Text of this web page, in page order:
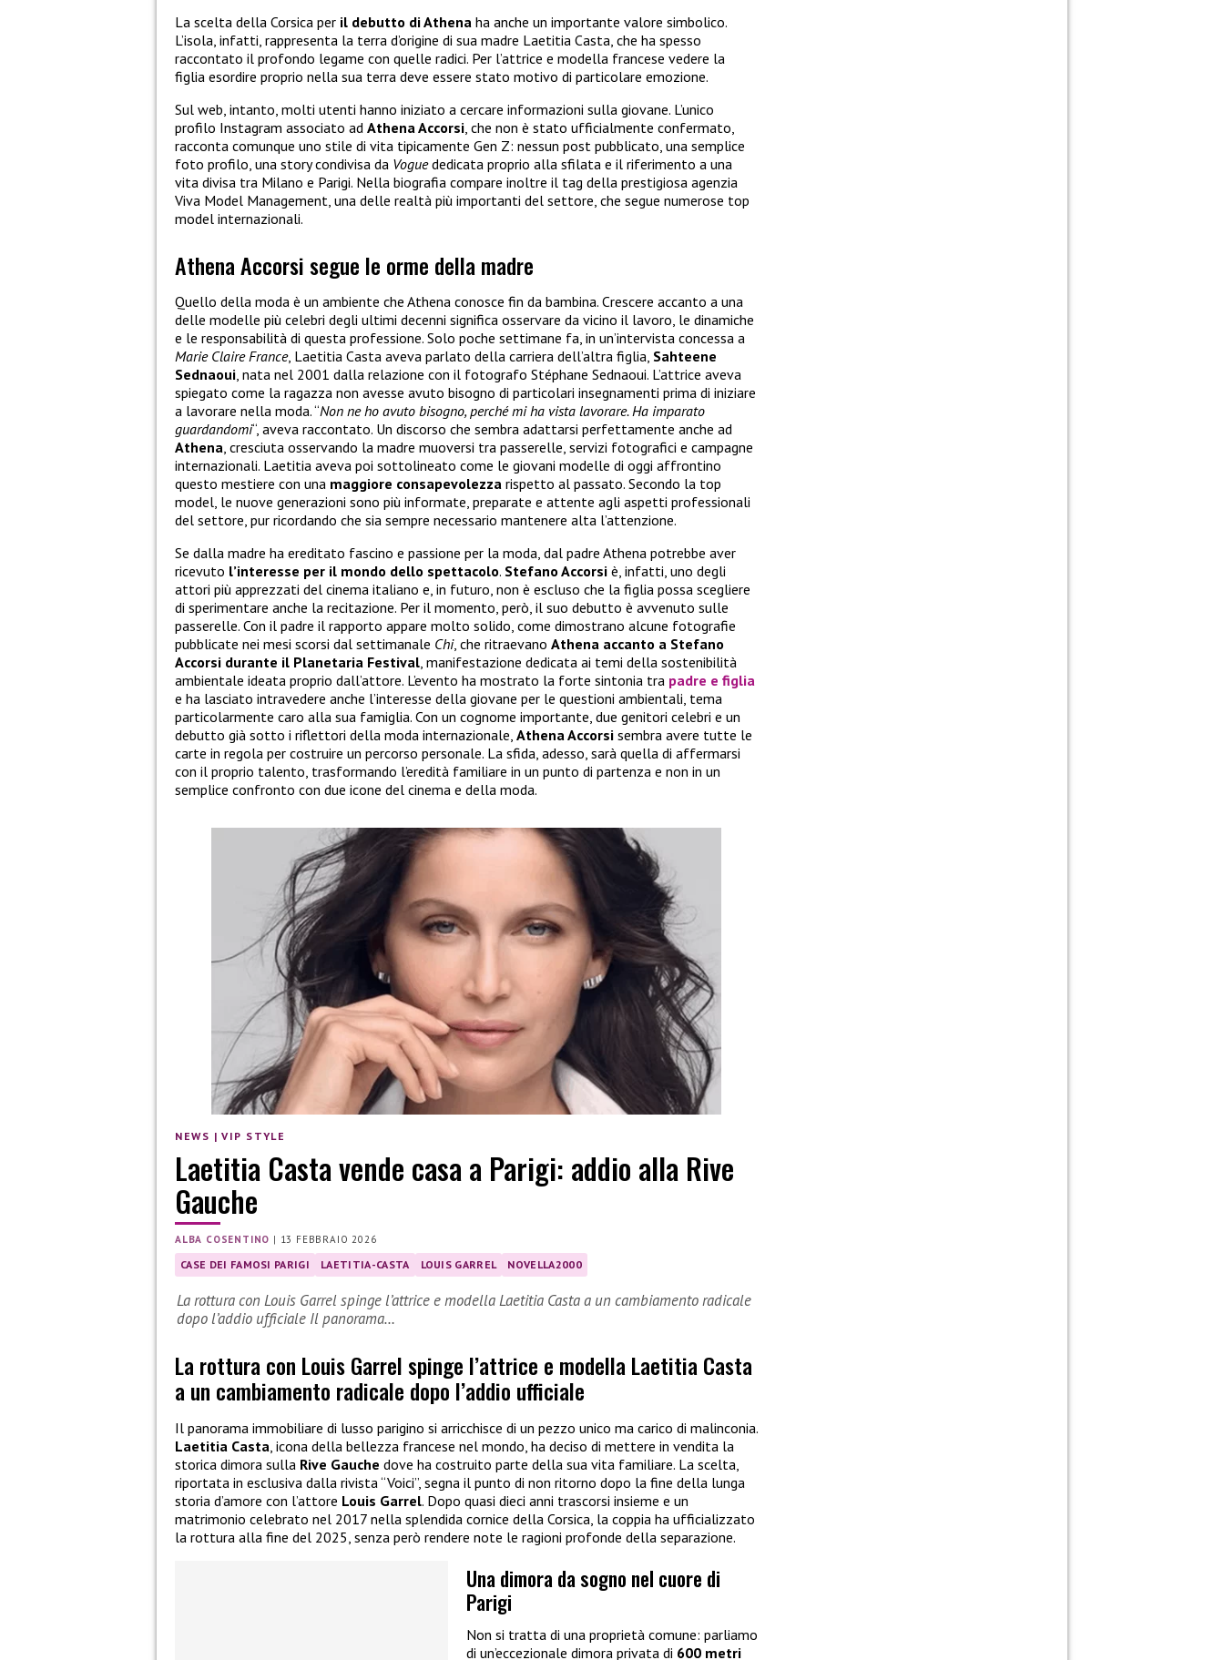
La scelta della Corsica per il debutto di Athena ha anche un importante valore simbolico.
L’isola, infatti, rappresenta la terra d’origine di sua madre Laetitia Casta, che ha spesso
raccontato il profondo legame con quelle radici. Per l’attrice e modella francese vedere la
figlia esordire proprio nella sua terra deve essere stato motivo di particolare emozione.
Sul web, intanto, molti utenti hanno iniziato a cercare informazioni sulla giovane. L’unico
profilo Instagram associato ad Athena Accorsi, che non è stato ufficialmente confermato,
racconta comunque uno stile di vita tipicamente Gen Z: nessun post pubblicato, una semplice
foto profilo, una story condivisa da Voguededicata proprio alla sfilata e il riferimento a una
vita divisa tra Milano e Parigi. Nella biografia compare inoltre il tag della prestigiosa agenzia
Viva Model Management, una delle realtà più importanti del settore, che segue numerose top
model internazionali.
Athena Accorsi segue le orme della madre
Quello della moda è un ambiente che Athena conosce fin da bambina. Crescere accanto a una
delle modelle più celebri degli ultimi decenni significa osservare da vicino il lavoro, le dinamiche
e le responsabilità di questa professione. Solo poche settimane fa, in un’intervista concessa a
Marie Claire France, Laetitia Casta aveva parlato della carriera dell’altra figlia, Sahteene
Sednaoui, nata nel 2001 dalla relazione con il fotografo Stéphane Sednaoui. L’attrice aveva
spiegato come la ragazza non avesse avuto bisogno di particolari insegnamenti prima di iniziare
a lavorare nella moda. “Non ne ho avuto bisogno, perché mi ha vista lavorare. Ha imparato
guardandomi“, aveva raccontato. Un discorso che sembra adattarsi perfettamente anche ad
Athena, cresciuta osservando la madre muoversi tra passerelle, servizi fotografici e campagne
internazionali. Laetitia aveva poi sottolineato come le giovani modelle di oggi affrontino
questo mestiere con una maggiore consapevolezza rispetto al passato. Secondo la top
model, le nuove generazioni sono più informate, preparate e attente agli aspetti professionali
del settore, pur ricordando che sia sempre necessario mantenere alta l’attenzione.
Se dalla madre ha ereditato fascino e passione per la moda, dal padre Athena potrebbe aver
ricevuto l’interesse per il mondo dello spettacolo. Stefano Accorsi è, infatti, uno degli
attori più apprezzati del cinema italiano e, in futuro, non è escluso che la figlia possa scegliere
di sperimentare anche la recitazione. Per il momento, però, il suo debutto è avvenuto sulle
passerelle. Con il padre il rapporto appare molto solido, come dimostrano alcune fotografie
pubblicate nei mesi scorsi dal settimanale Chi, che ritraevano Athena accanto a Stefano
Accorsi durante il Planetaria Festival, manifestazione dedicata ai temi della sostenibilità
ambientale ideata proprio dall’attore. L’evento ha mostrato la forte sintonia tra padre e figlia
e ha lasciato intravedere anche l’interesse della giovane per le questioni ambientali, tema
particolarmente caro alla sua famiglia. Con un cognome importante, due genitori celebri e un
debutto già sotto i riflettori della moda internazionale, Athena Accorsi sembra avere tutte le
carte in regola per costruire un percorso personale. La sfida, adesso, sarà quella di affermarsi
con il proprio talento, trasformando l’eredità familiare in un punto di partenza e non in un
semplice confronto con due icone del cinema e della moda.
NEWS |VIP STYLE
Laetitia Casta vende casa a Parigi: addio alla Rive
Gauche
ALBA COSENTINO | 13 FEBBRAIO 2026
CASE DEI FAMOSI PARIGI LAETITIA-CASTA LOUIS GARREL NOVELLA2000
La rottura con Louis Garrel spinge l’attrice e modella Laetitia Casta a un cambiamento radicale
dopo l’addio ufficiale Il panorama…
La rottura con Louis Garrel spinge l’attrice e modella Laetitia Casta
a un cambiamento radicale dopo l’addio ufficiale
Il panorama immobiliare di lusso parigino si arricchisce di un pezzo unico ma carico di malinconia.
Laetitia Casta , icona della bellezza francese nel mondo, ha deciso di mettere in vendita la
storica dimora sulla Rive Gauche dove ha costruito parte della sua vita familiare. La scelta,
riportata in esclusiva dalla rivista “Voici”, segna il punto di non ritorno dopo la fine della lunga
storia d’amore con l’attore Louis Garrel. Dopo quasi dieci anni trascorsi insieme e un
matrimonio celebrato nel 2017 nella splendida cornice della Corsica, la coppia ha ufficializzato
la rottura alla fine del 2025, senza però rendere note le ragioni profonde della separazione.
Una dimora da sogno nel cuore di
Parigi
Non si tratta di una proprietà comune: parliamo
di un’eccezionale dimora privata di 600 metri